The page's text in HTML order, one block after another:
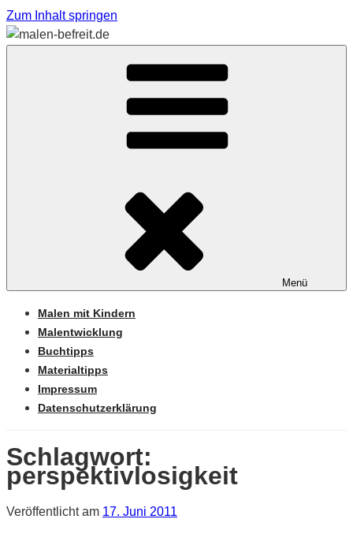
Zum Inhalt springen
MALEN-BEFREIT.DE
Sabine Feickert – Atelier für begleitetes Malen
Menü
Malen mit Kindern
Malentwicklung
Buchtipps
Materialtipps
Impressum
Datenschutzerklärung
Schlagwort:
perspektivlosigkeit
Veröffentlicht am 17. Juni 2011